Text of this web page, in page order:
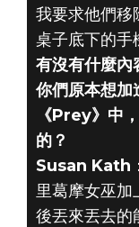
我要求他們移
桌子底下的手
有沒有什麼
你們原本想
《Prey》中
的？
Susan Kath
里葛摩女巫
後丟來丟去的